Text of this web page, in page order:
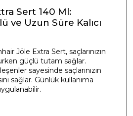
Sert 140 Ml:
ve Uzun Süre Kalıcı
Jöle Extra Sert, saçlarınızın
güçlü tutam sağlar.
sayesinde saçlarınızın
sağlar. Günlük kullanıma